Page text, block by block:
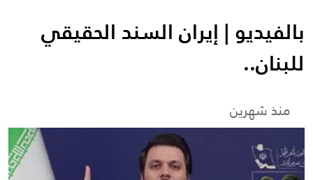
بالفيديو | إيران السند الحقيقي
للبنان..
منذ شهرين